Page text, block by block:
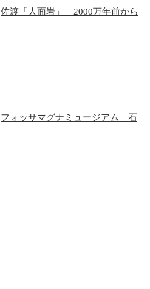
佐渡「人面岩」 2000万年前から
フォッサマグナミュージアム 石